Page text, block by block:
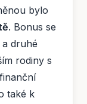
bylo
. Bonus se
druhé
rodiny s
také k